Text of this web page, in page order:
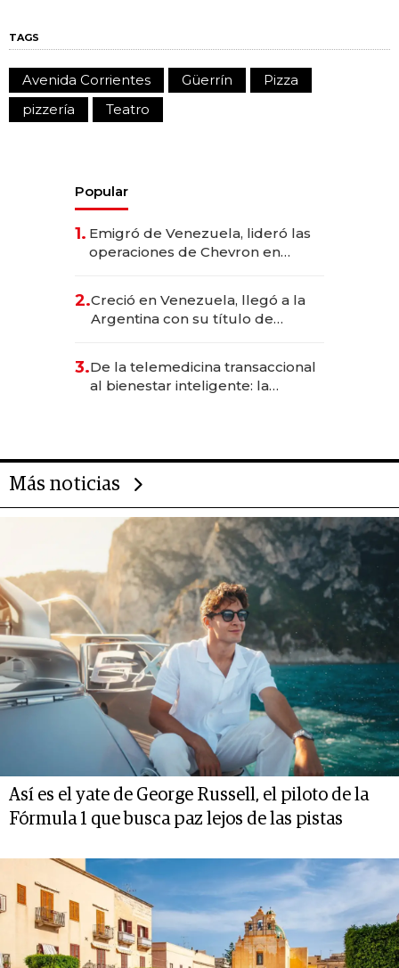
TAGS
Avenida Corrientes Güerrín
Pizza
pizzería
Teatro
Popular
1. Emigró de Venezuela, lideró las
operaciones de Chevron en
2.Creció en Venezuela, llegó a la
Argentina con su título de
las marcas "fast premium"
3.De la telemedicina transaccional
al bienestar inteligente: la
Más noticias
Así es el yate de George Russell, el piloto de la
Fórmula 1 que busca paz lejos de las pistas